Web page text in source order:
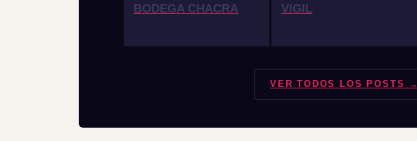
BODEGA CHACRA
VIGIL
VER TODOS LOS POSTS →